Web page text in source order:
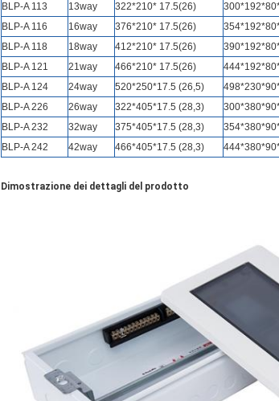
BLP-A 113
13way 322*210* 17.5(26)
BLP-A 116
16way 376*210* 17.5(26)
BLP-A 118
18way 412*210* 17.5(26)
BLP-A 121
21way 466*210* 17.5(26)
BLP-A 124
24way 520*250*17.5 (26,5)
BLP-A 226
26way 322*405*17.5 (28,3)
BLP-A 232
32way 375*405*17.5 (28,3)
BLP-A 242
42way 466*405*17.5 (28,3)
Dimostrazione dei dettagli del prodotto